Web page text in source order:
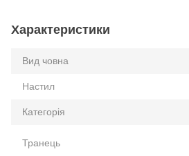
Характеристики
Вид човна
Настил
Категорія
Транець